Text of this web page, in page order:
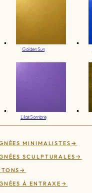
Golden Sun
Lilas Sombre
MINIMALISTES
SCULPTURALES
À ENTRAXE